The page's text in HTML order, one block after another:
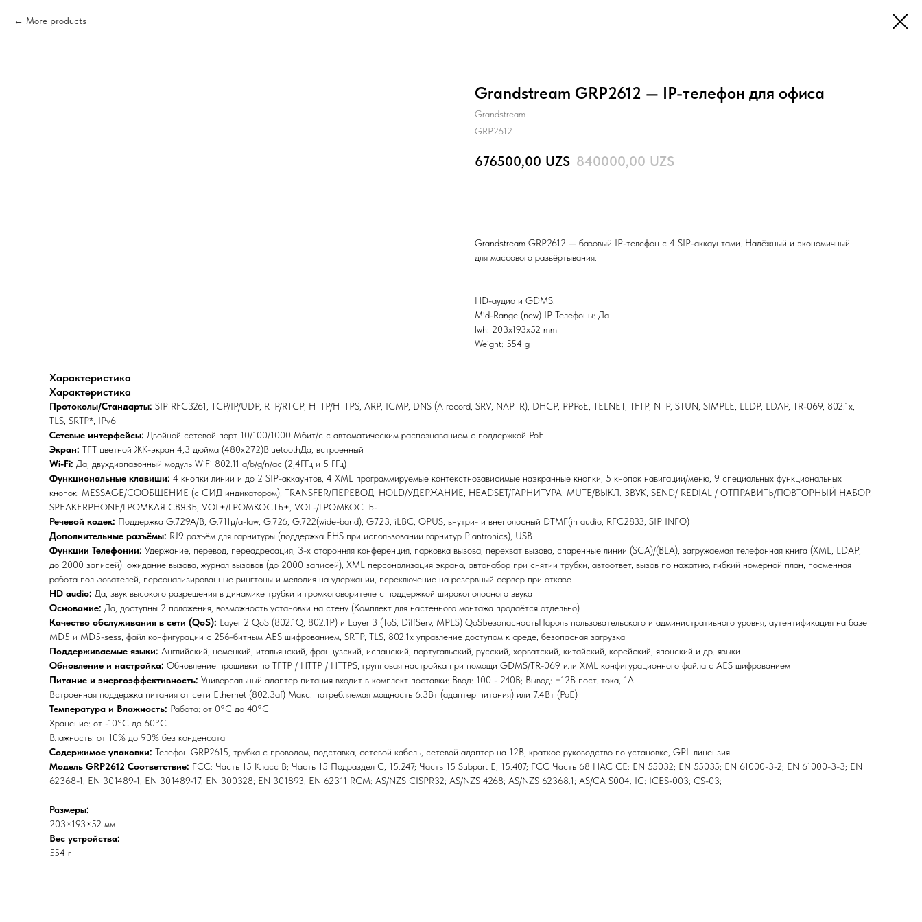
More products
Grandstream GRP2612 — IP-телефон для офиса
Grandstream
GRP2612
676500,00 UZS 840000,00 UZS
Grandstream GRP2612 — базовый IP-телефон с 4 SIP-аккаунтами. Надёжный и экономичный
для массового развёртывания.
HD-аудио и GDMS.
Mid-Range (new) IP Телефоны: Да
lwh: 203x193x52 mm
Weight: 554 g
Характеристика
Характеристика
Протоколы/Стандарты: SIP RFC3261, TCP/IP/UDP, RTP/RTCP, HTTP/HTTPS, ARP, ICMP, DNS (A record, SRV, NAPTR), DHCP, PPPoE, TELNET, TFTP, NTP, STUN, SIMPLE, LLDP, LDAP, TR-069, 802.1x,
TLS, SRTP*, IPv6
Сетевые интерфейсы: Двойной сетевой порт 10/100/1000 Мбит/с с автоматическим распознаванием с поддержкой PoE
Экран: TFT цветной ЖК-экран 4,3 дюйма (480x272)BluetoothДа, встроенный
Wi-Fi: Да, двухдиапазонный модуль WiFi 802.11 a/b/g/n/ac (2,4ГГц и 5 ГГц)
Функциональные клавиши: 4 кнопки линии и до 2 SIP-аккаунтов, 4 XML программируемые контекстнозависимые наэкранные кнопки, 5 кнопок навигации/меню, 9 специальных функциональных
кнопок: MESSAGE/СООБЩЕНИЕ (с СИД индикатором), TRANSFER/ПЕРЕВОД, HOLD/УДЕРЖАНИЕ, HEADSET/ГАРНИТУРА, MUTE/ВЫКЛ. ЗВУК, SEND/ REDIAL / ОТПРАВИТЬ/ПОВТОРНЫЙ НАБОР,
SPEAKERPHONE/ГРОМКАЯ СВЯЗЬ, VOL+/ГРОМКОСТЬ+, VOL-/ГРОМКОСТЬ-
Речевой кодек: Поддержка G.729A/B, G.711µ/a-law, G.726, G.722(wide-band), G723, iLBC, OPUS, внутри- и внеполосный DTMF(in audio, RFC2833, SIP INFO)
Дополнительные разъёмы: RJ9 разъём для гарнитуры (поддержка EHS при использовании гарнитур Plantronics), USB
Функции Телефонии: Удержание, перевод, переадресация, 3-х сторонняя конференция, парковка вызова, перехват вызова, спаренные линии (SCA)/(BLA), загружаемая телефонная книга (XML, LDAP,
до 2000 записей), ожидание вызова, журнал вызовов (до 2000 записей), XML персонализация экрана, автонабор при снятии трубки, автоответ, вызов по нажатию, гибкий номерной план, посменная
работа пользователей, персонализированные рингтоны и мелодия на удержании, переключение на резервный сервер при отказе
HD audio: Да, звук высокого разрешения в динамике трубки и громкоговорителе с поддержкой широкополосного звука
Основание: Да, доступны 2 положения, возможность установки на стену (Комплект для настенного монтажа продаётся отдельно)
Качество обслуживания в сети (QoS): Layer 2 QoS (802.1Q, 802.1P) и Layer 3 (ToS, DiffServ, MPLS) QoSБезопасностьПароль пользовательского и административного уровня, аутентификация на базе
MD5 и MD5-sess, файл конфигурации с 256-битным AES шифрованием, SRTP, TLS, 802.1x управление доступом к среде, безопасная загрузка
Поддерживаемые языки: Английский, немецкий, итальянский, французский, испанский, португальский, русский, хорватский, китайский, корейский, японский и др. языки
Обновление и настройка: Обновление прошивки по TFTP / HTTP / HTTPS, групповая настройка при помощи GDMS/TR-069 или XML конфигурационного файла с AES шифрованием
Питание и энергоэффективность: Универсальный адаптер питания входит в комплект поставки: Ввод: 100 - 240В; Вывод: +12В пост. тока, 1A
Встроенная поддержка питания от сети Ethernet (802.3af) Макс. потребляемая мощность 6.3Вт (адаптер питания) или 7.4Вт (PoE)
Температура и Влажность: Работа: от 0°C до 40°C
Хранение: от -10°C до 60°C
Влажность: от 10% до 90% без конденсата
Содержимое упаковки: Телефон GRP2615, трубка с проводом, подставка, сетевой кабель, сетевой адаптер на 12В, краткое руководство по установке, GPL лицензия
Модель GRP2612 Соответствие: FCC: Часть 15 Класс B; Часть 15 Подраздел C, 15.247; Часть 15 Subpart E, 15.407; FCC Часть 68 HAC CE: EN 55032; EN 55035; EN 61000-3-2; EN 61000-3-3; EN
62368-1; EN 301489-1; EN 301489-17; EN 300328; EN 301893; EN 62311 RCM: AS/NZS CISPR32; AS/NZS 4268; AS/NZS 62368.1; AS/CA S004. IC: ICES-003; CS-03;
Размеры:
203×193×52 мм
Вес устройства:
554 г